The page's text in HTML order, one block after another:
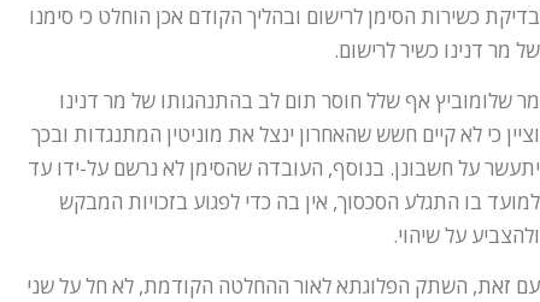
בדיקת כשירות הסימן לרישום ובהליך הקודם אכן הוחלט כי סימנו
של מר דנינו כשיר לרישום.
מר שלומוביץ אף שלל חוסר תום לב בהתנהגותו של מר דנינו
וציין כי לא קיים חשש שהאחרון ינצל את מוניטין המתנגדות ובכך
יתעשר על חשבונן. בנוסף, העובדה שהסימן לא נרשם על-ידו עד
למועד בו התגלע הסכסוך, אין בה כדי לפגוע בזכויות המבקש
ולהצביע על שיהוי.
עם זאת, השתק הפלוגתא לאור ההחלטה הקודמת, לא חל על שני